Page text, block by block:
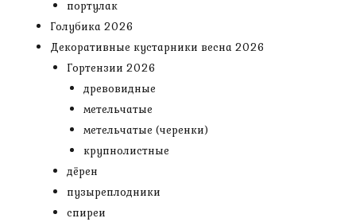
портулак
Голубика 2026
Декоративные кустарники весна 2026
Гортензии 2026
древовидные
метельчатые
метельчатые (черенки)
крупнолистные
дёрен
пузыреплодники
спиреи